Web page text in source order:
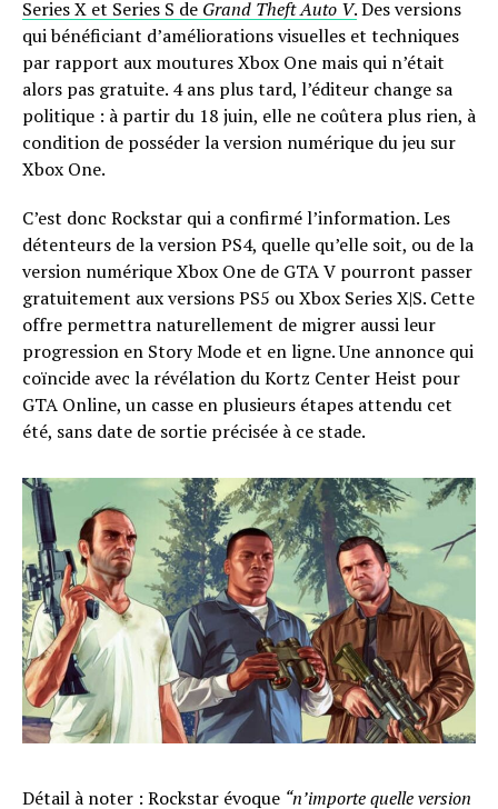
Series X et Series S de Grand Theft Auto V.Des versions
qui bénéficiant d’améliorations visuelles et techniques
par rapport aux moutures Xbox One mais qui n’était
alors pas gratuite. 4 ans plus tard, l’éditeur change sa
politique : à partir du 18 juin, elle ne coûtera plus rien, à
condition de posséder la version numérique du jeu sur
Xbox One.
C’est donc Rockstar qui a confirmé l’information. Les
détenteurs de la version PS4, quelle qu’elle soit, ou de la
version numérique Xbox One de GTA V pourront passer
gratuitement aux versions PS5 ou Xbox Series X|S. Cette
offre permettra naturellement de migrer aussi leur
progression en Story Mode et en ligne. Une annonce qui
coïncide avec la révélation du Kortz Center Heist pour
GTA Online, un casse en plusieurs étapes attendu cet
été, sans date de sortie précisée à ce stade.
Détail à noter : Rockstar évoque “n’importe quelle version